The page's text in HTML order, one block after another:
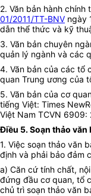
2. Văn bản hành
01/2011/TT-BNV ngày
dẫn thể thức và kỹ
3. Văn bản chuyên
quản lý ngành và các
4. Văn bản của các tổ
quan Trung ương của
5. Văn bản của cơ
tiếng Việt: Times
Việt Nam TCVN 6909:
Điều 5. Soạn thảo văn
1. Việc soạn thảo văn
định và phải bảo đảm
a) Căn cứ tính chất,
đứng đầu cơ quan, tổ
chủ trì soạn thảo văn